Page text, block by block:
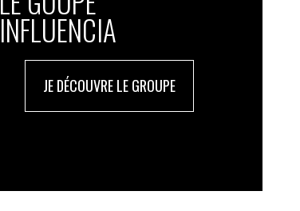
INFLUENCIA
JE DÉCOUVRE LE GROUPE